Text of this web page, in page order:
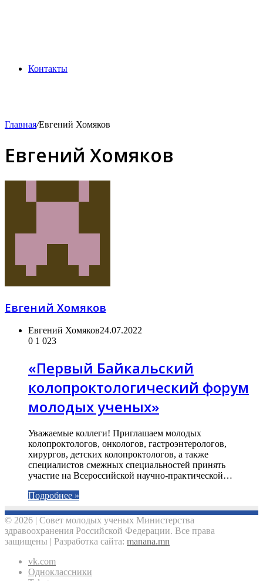
Контакты
Главная/Евгений Хомяков
Евгений Хомяков
Евгений Хомяков
Евгений Хомяков24.07.2022
0 1 023
«Первый Байкальский
колопроктологический форум
молодых ученых»
Уважаемые коллеги! Приглашаем молодых
колопроктологов, онкологов, гастроэнтерологов,
хирургов, детских колопроктологов, а также
специалистов смежных специальностей принять
участие на Всероссийской научно-практической…
Подробнее »
© 2026 | Совет молодых ученых Министерства
здравоохранения Российской Федерации. Все права
защищены | Разработка сайта: manana.mn
vk.com
Одноклассники